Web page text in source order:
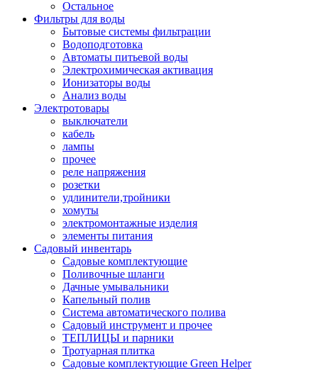
Остальное
Фильтры для воды
Бытовые системы фильтрации
Водоподготовка
Автоматы питьевой воды
Электрохимическая активация
Ионизаторы воды
Анализ воды
Электротовары
выключатели
кабель
лампы
прочее
реле напряжения
розетки
удлинители,тройники
хомуты
электромонтажные изделия
элементы питания
Садовый инвентарь
Садовые комплектующие
Поливочные шланги
Дачные умывальники
Капельный полив
Система автоматического полива
Садовый инструмент и прочее
ТЕПЛИЦЫ и парники
Тротуарная плитка
Садовые комплектующие Green Helper